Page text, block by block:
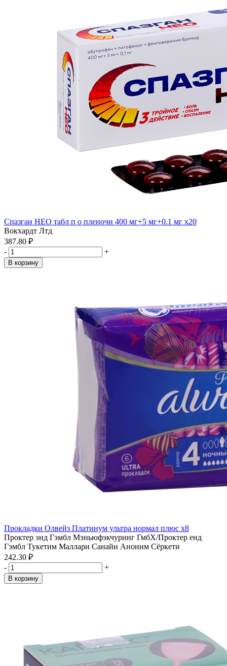
Спазган НЕО табл п о пленочн 400 мг+5 мг+0.1 мг x20
Вокхардт Лтд
387.80 ₽
-
+
В корзину
Прокладки Олвейз Платинум ультра нормал плюс x8
Проктер энд Гэмбл Мэньюфэкчуринг ГмбХ/Проктер енд
Гэмбл Тукетим Маллари Санайи Аноним Сёркети
242.30 ₽
-
+
В корзину